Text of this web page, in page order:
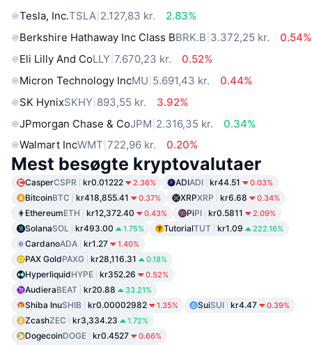
Tesla, Inc.TSLA 2.127,83 kr.
2.83%
Berkshire Hathaway Inc Class BBRK.B 3.372,25 kr.
0.54%
Eli Lilly And CoLLY 7.670,23 kr.
0.52%
Micron Technology IncMU 5.691,43 kr.
0.44%
SK HynixSKHY 893,55 kr.
3.92%
JPmorgan Chase & CoJPM 2.316,35 kr.
0.34%
Walmart IncWMT 722,96 kr. 0.20%
Mest besøgte kryptovalutaer
CasperCSPR kr0.01222 2.36% ADIADI kr44.51 0.03%
BitcoinBTC kr418,855.41 0.37% XRPXRP kr6.68 0.34%
EthereumETH kr12,372.40 0.43% PiPI kr0.5811 2.09%
SolanaSOL kr493.00 1.75% TutorialTUT kr1.09 222.16%
CardanoADA kr1.27 1.40%
PAX GoldPAXG kr28,116.31 0.18%
HyperliquidHYPE kr352.26 0.52%
AudieraBEAT kr20.88 33.21%
Shiba InuSHIB kr0.00002982 1.35% SuiSUI kr4.47 0.39%
ZcashZEC kr3,334.23 1.72%
DogecoinDOGE kr0.4527 0.66%